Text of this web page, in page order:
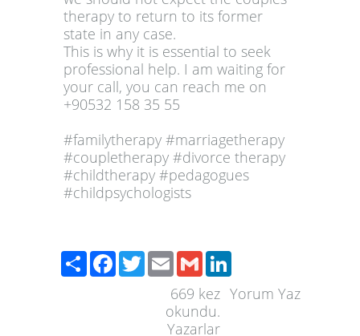
therapy to return to its former
state in any case.
This is why it is essential to seek
professional help. I am waiting for
your call, you can reach me on
+90532 158 35 55
#familytherapy #marriagetherapy
#coupletherapy #divorce therapy
#childtherapy #pedagogues
#childpsychologists
PaylaşFacebook
TwitterEmailGmail
Yorum Yaz
669 kez
okundu.
Yazarlar